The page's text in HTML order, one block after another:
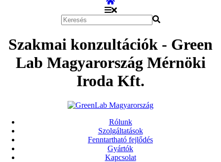
Szakmai konzultációk - Green
Lab Magyarország Mérnöki
Iroda Kft.
Rólunk
Szolgáltatások
Fenntartható fejlődés
Gyártók
Kapcsolat